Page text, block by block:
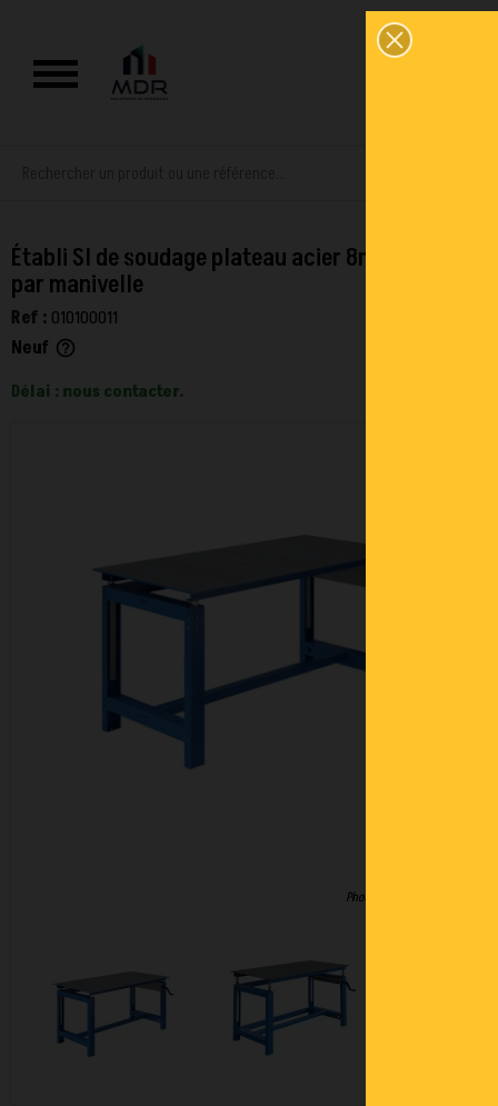
Établi SI de soudage plateau acier 8mm réglable
par manivelle
Ref : 010100011
Neuf help_outline
Délai : nous contacter.
Photos non contractuelles